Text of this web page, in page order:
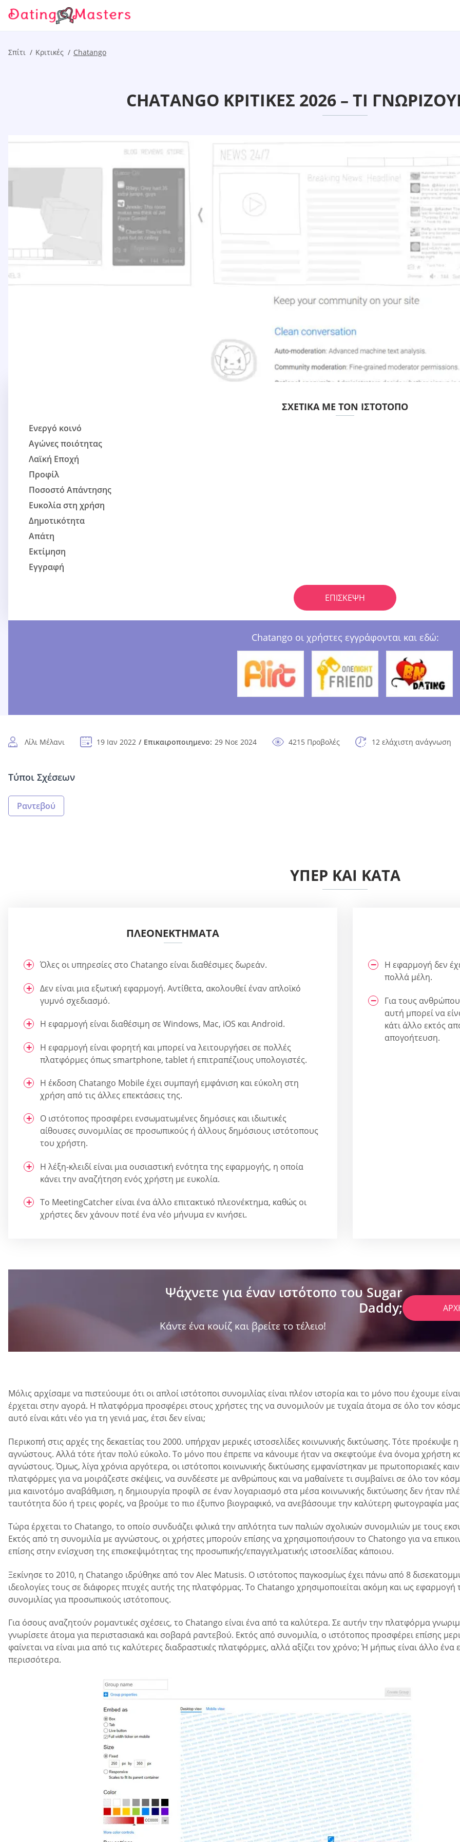
Σπίτι Κριτικές Chatango
CHATANGO ΚΡΙΤΙΚΈΣ 2026 – ΤΙ
ΣΧΕΤΙΚΆ ΜΕ ΤΟΝ ΙΣΤΌΤΟΠΟ
Ενεργό κοινό
Αγώνες ποιότητας
Λαϊκή Εποχή
Προφίλ
Ποσοστό Απάντησης
Ευκολία στη χρήση
Δημοτικότητα
Απάτη
Εκτίμηση
Εγγραφή
ΕΠΊΣΚΕΨΗ
Chatango οι χρήστες εγγράφονται και εδώ:
Λίλι Μέλανι 19 Ιαν 2022 Επικαιροποιημενο: 29 Νοε 2024 4215 Προβολές 12 ελάχιστη ανάγνωση
Τύποι Σχέσεων
Ραντεβού
ΥΠΈΡ ΚΑΙ ΚΑΤΆ
ΠΛΕΟΝΕΚΤΉΜΑΤΑ
Όλες οι υπηρεσίες στο Chatango είναι διαθέσιμες δωρεάν.
Δεν είναι μια εξωτική εφαρμογή. Αντίθετα, ακολουθεί έναν απλοϊκό
γυμνό σχεδιασμό.
Η εφαρμογή είναι διαθέσιμη σε Windows, Mac, iOS και Android.
Η εφαρμογή είναι φορητή και μπορεί να λειτουργήσει σε πολλές
πλατφόρμες όπως smartphone, tablet ή επιτραπέζιους υπολογιστές.
Η έκδοση Chatango Mobile έχει συμπαγή εμφάνιση και εύκολη στη
χρήση από τις άλλες επεκτάσεις της.
Ο ιστότοπος προσφέρει ενσωματωμένες δημόσιες και ιδιωτικές
αίθουσες συνομιλίας σε προσωπικούς ή άλλους δημόσιους ιστότοπους
του χρήστη.
Η λέξη-κλειδί είναι μια ουσιαστική ενότητα της εφαρμογής, η οποία
κάνει την αναζήτηση ενός χρήστη με ευκολία.
Το MeetingCatcher είναι ένα άλλο επιτακτικό πλεονέκτημα, καθώς οι
χρήστες δεν χάνουν ποτέ ένα νέο μήνυμα εν κινήσει.
Η εφαρμογή δεν
πολλά μέλη.
Για τους
αυτή μπορεί να
κάτι άλλο εκτός
απογοήτευση.
Ψάχνετε για έναν ιστότοπο του Sugar
Daddy;
Κάντε ένα κουίζ και βρείτε το τέλειο!
Μόλις αρχίσαμε να πιστεύουμε ότι οι απλοί ιστότοποι συνομιλίας είναι πλέον ιστορία και το μόνο που έχουμε
έρχεται στην αγορά. Η πλατφόρμα προσφέρει στους χρήστες της να συνομιλούν με τυχαία άτομα σε όλο τον
αυτό είναι κάτι νέο για τη γενιά μας, έτσι δεν είναι;
Περικοπή στις αρχές της δεκαετίας του 2000. υπήρχαν μερικές ιστοσελίδες κοινωνικής δικτύωσης. Τότε προέκυψε
αγνώστους. Αλλά τότε ήταν πολύ εύκολο. Το μόνο που έπρεπε να κάνουμε ήταν να σκεφτούμε ένα όνομα χρήστη
αγνώστους. Όμως, λίγα χρόνια αργότερα, οι ιστότοποι κοινωνικής δικτύωσης εμφανίστηκαν με πρωτοποριακές
πλατφόρμες για να μοιράζεστε σκέψεις, να συνδέεστε με ανθρώπους και να μαθαίνετε τι συμβαίνει σε όλο τον
μια καινοτόμο αναβάθμιση, η δημιουργία προφίλ σε έναν λογαριασμό στα μέσα κοινωνικής δικτύωσης δεν ήταν
ταυτότητα δύο ή τρεις φορές, να βρούμε το πιο έξυπνο βιογραφικό, να ανεβάσουμε την καλύτερη φωτογραφία
Τώρα έρχεται το Chatango, το οποίο συνδυάζει φιλικά την απλότητα των παλιών σχολικών συνομιλιών με τους
Εκτός από τη συνομιλία με αγνώστους, οι χρήστες μπορούν επίσης να χρησιμοποιήσουν το Chatongo για να
επίσης στην ενίσχυση της επισκεψιμότητας της προσωπικής/επαγγελματικής ιστοσελίδας κάποιου.
Ξεκίνησε το 2010, η Chatango ιδρύθηκε από τον Alec Matusis. Ο ιστότοπος παγκοσμίως έχει πάνω από 8
ιδεολογίες τους σε διάφορες πτυχές αυτής της πλατφόρμας. Το Chatango χρησιμοποιείται ακόμη και ως
συνομιλίας για προσωπικούς ιστότοπους.
Για όσους αναζητούν ρομαντικές σχέσεις, το Chatango είναι ένα από τα καλύτερα. Σε αυτήν την πλατφόρμα
γνωρίσετε άτομα για περιστασιακά και σοβαρά ραντεβού. Εκτός από συνομιλία, ο ιστότοπος προσφέρει επίσης
φαίνεται να είναι μια από τις καλύτερες διαδραστικές πλατφόρμες, αλλά αξίζει τον χρόνο; Ή μήπως είναι άλλο
περισσότερα.